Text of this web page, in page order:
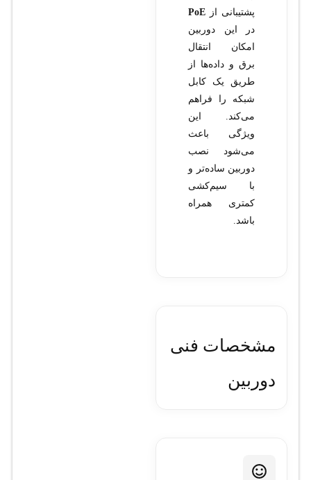
پشتیبانی از PoE
در این دوربین
امکان انتقال
برق و داده‌ها از
طریق یک کابل
شبکه را فراهم
می‌کند. این
ویژگی باعث
می‌شود نصب
دوربین ساده‌تر و
با سیم‌کشی
کمتری همراه
باشد.
مشخصات فنی
دوربین